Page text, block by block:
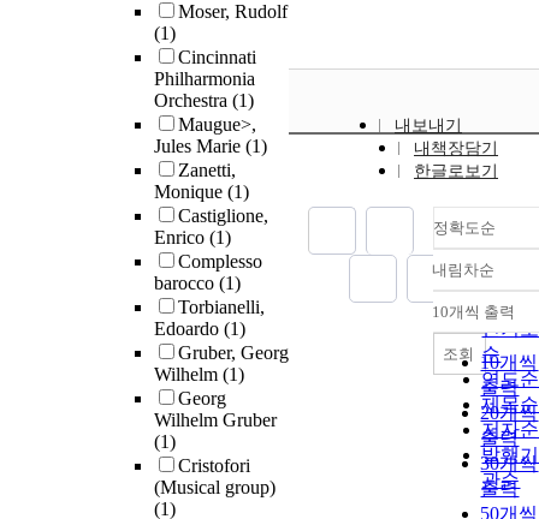
Moser, Rudolf
(1)
Cincinnati
Philharmonia
Orchestra (1)
Maugue>,
Jules Marie (1)
Zanetti,
Monique (1)
Castiglione,
Enrico (1)
Complesso
barocco (1)
Torbianelli,
Edoardo (1)
Gruber, Georg
Wilhelm (1)
Georg
Wilhelm Gruber
(1)
Cristofori
(Musical group)
(1)
내보내기
내책장담기
한글로보기
정확도순
정확도
순
인기도
순
연도순
제목순
저자순
발행기
관순
내림차순
내림
10개씩 출력
10개씩
출력
20개씩
출력
30개씩
출력
50개씩
조회